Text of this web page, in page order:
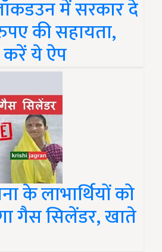
में सरकार दे
की सहायता,
ये ऐप
के लाभार्थियों को
गैस सिलेंडर, खाते